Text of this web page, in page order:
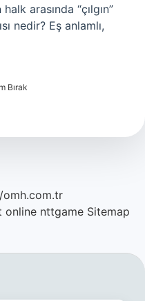
arasında “çılgın”
nedir? Eş anlamlı,
Bırak
online nttgame Sitemap